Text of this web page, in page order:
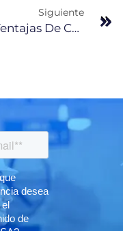
Siguiente
Ventajas De Construir Con Empresas Constructoras V.s. Autoconstrucción